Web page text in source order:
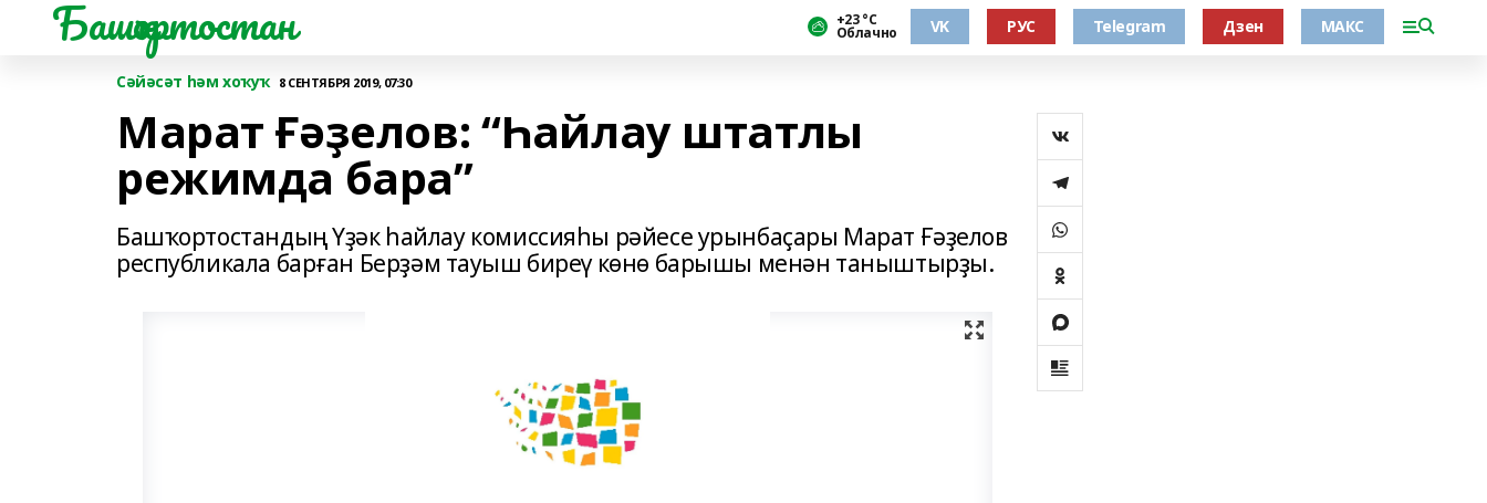
Башҡортостан +23 °С
Облачно VK РУС Telegram Дзен МАКС
Сәйәсәт һәм хоҡуҡ 8 СЕНТЯБРЯ 2019, 07:30
Марат Ғәҙелов: “Һайлау штатлы
режимда бара”
Башҡортостандың Үҙәк һайлау комиссияһы рәйесе урынбаҫары Марат Ғәҙелов
республикала барған Берҙәм тауыш биреү көнө барышы менән таныштырҙы.